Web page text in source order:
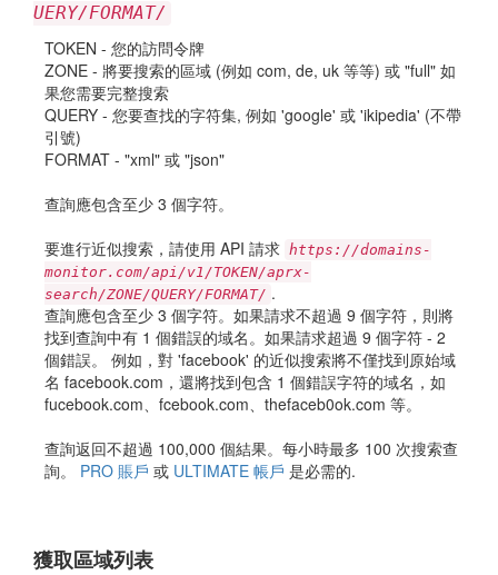
UERY/FORMAT/
TOKEN - 您的訪問令牌
ZONE - 將要搜索的區域 (例如 com, de, uk 等等) 或 "full" 如
果您需要完整搜索
QUERY - 您要查找的字符集, 例如 'google' 或 'ikipedia' (不帶
引號)
FORMAT - "xml" 或 "json"
查詢應包含至少 3 個字符。
要進行近似搜索，請使用 API 請求 https://domains-
monitor.com/api/v1/TOKEN/aprx-
search/ZONE/QUERY/FORMAT/ .
查詢應包含至少 3 個字符。如果請求不超過 9 個字符，則將
找到查詢中有 1 個錯誤的域名。如果請求超過 9 個字符 - 2
個錯誤。 例如，對 'facebook' 的近似搜索將不僅找到原始域
名 facebook.com，還將找到包含 1 個錯誤字符的域名，如
fucebook.com、fcebook.com、thefaceb0ok.com 等。
查詢返回不超過 100,000 個結果。每小時最多 100 次搜索查
詢。 PRO 賬戶 或 ULTIMATE 帳戶 是必需的.
獲取區域列表